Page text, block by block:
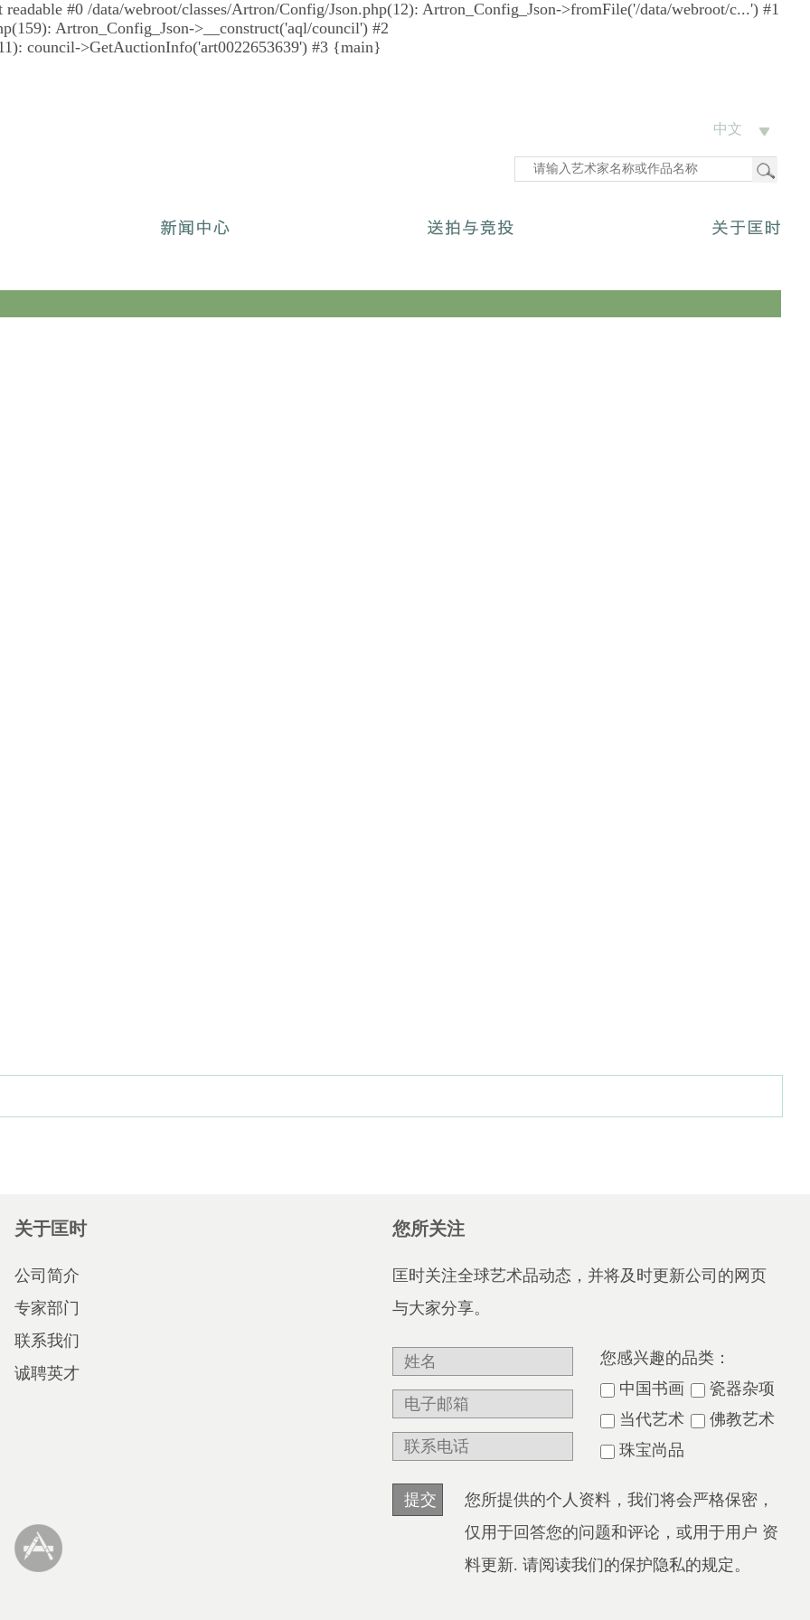
#0 /data/webroot/classes/Artron/Config/Json.php(12): Artron_Config_Json->fromFile('/data/webroot/c...') #1
Artron_Config_Json->__construct('aql/council') #2
council->GetAuctionInfo('art0022653639') #3 {main}
中文
关于匡时
公司简介
专家部门
联系我们
诚聘英才
您所关注
匡时关注全球艺术品动态，并将及时更新公司的网页
与大家分享。
您感兴趣的品类：
中国书画
瓷器杂项
当代艺术
佛教艺术
珠宝尚品
您所提供的个人资料，我们将会严格保密，
仅用于回答您的问题和评论，或用于用户 资
料更新. 请阅读我们的保护隐私的规定。